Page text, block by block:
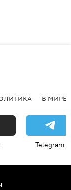
В МИРЕ
Telegram